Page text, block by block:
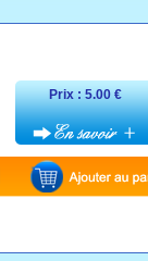
Prix : 5.00 €